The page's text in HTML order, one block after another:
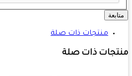
منتجات ذات صلة
ذات صلة